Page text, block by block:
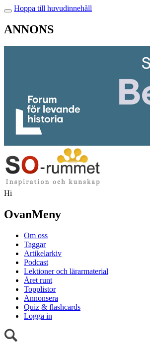
Hoppa till huvudinnehåll
ANNONS
Hi
OvanMeny
Om oss
Taggar
Artikelarkiv
Podcast
Lektioner och lärarmaterial
Året runt
Topplistor
Annonsera
Quiz & flashcards
Logga in